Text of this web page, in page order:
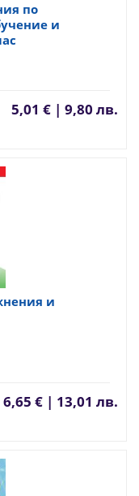
по
и
5,01 € | 9,80 лв.
и
6,65 € | 13,01 лв.